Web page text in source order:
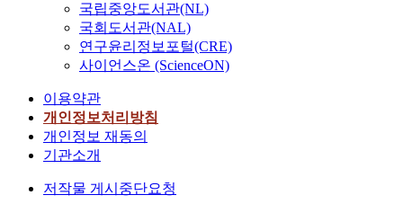
국립중앙도서관(NL)
국회도서관(NAL)
연구윤리정보포털(CRE)
사이언스온 (ScienceON)
이용약관
개인정보처리방침
개인정보 재동의
기관소개
저작물 게시중단요청